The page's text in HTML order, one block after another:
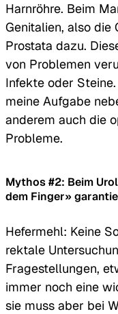
Harnröhre. Beim
Genitalien, also die
Prostata dazu.
von Problemen
Infekte oder
meine Aufgabe
anderem auch die
Probleme.
Mythos #2: Beim
dem Finger»
Hefermehl: Keine
rektale
Fragestellungen,
immer noch eine
sie muss aber bei